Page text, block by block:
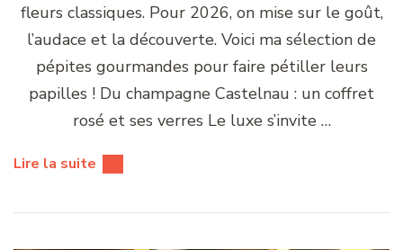
fleurs classiques. Pour 2026, on mise sur le goût,
l’audace et la découverte. Voici ma sélection de
pépites gourmandes pour faire pétiller leurs
papilles ! Du champagne Castelnau : un coffret
rosé et ses verres Le luxe s’invite …
Lire la suite